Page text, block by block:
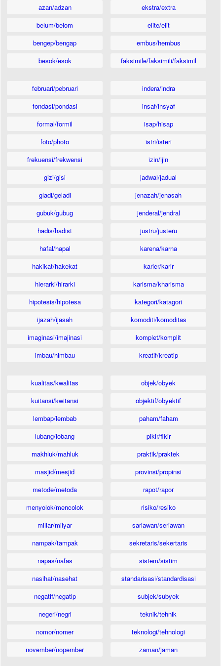
azan/adzan
belum/belom
bengep/bengap
besok/esok
ekstra/extra
elite/elit
embus/hembus
faksimile/faksimili/faksimil
februari/pebruari
fondasi/pondasi
formal/formil
foto/photo
frekuensi/frekwensi
gizi/gisi
gladi/geladi
gubuk/gubug
hadis/hadist
hafal/hapal
hakikat/hakekat
hierarki/hirarki
hipotesis/hipotesa
ijazah/ijasah
imaginasi/imajinasi
imbau/himbau
indera/indra
insaf/insyaf
isap/hisap
istri/isteri
izin/ijin
jadwal/jadual
jenazah/jenasah
jenderal/jendral
justru/justeru
karena/karna
karier/karir
karisma/kharisma
kategori/katagori
komoditi/komoditas
komplet/komplit
kreatif/kreatip
kualitas/kwalitas
kuitansi/kwitansi
lembap/lembab
lubang/lobang
makhluk/mahluk
masjid/mesjid
metode/metoda
menyolok/mencolok
miliar/milyar
nampak/tampak
napas/nafas
nasihat/nasehat
negatif/negatip
negeri/negri
nomor/nomer
november/nopember
objek/obyek
objektif/obyektif
paham/faham
pikir/fikir
praktik/praktek
provinsi/propinsi
rapot/rapor
risiko/resiko
sariawan/seriawan
sekretaris/sekertaris
sistem/sistim
standarisasi/standardisasi
subjek/subyek
teknik/tehnik
teknologi/tehnologi
zaman/jaman